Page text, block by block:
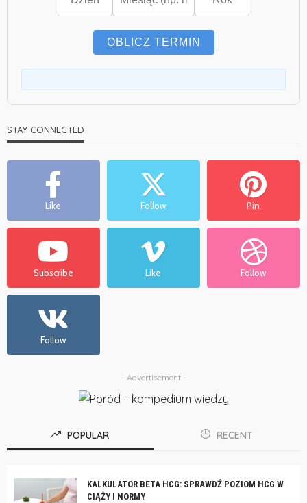
OBLICZ TERMIN
STAY CONNECTED
Like Follow Pin
Subscribe Like Follow
Follow
- Advertisement -
POPULAR RECENT
KALKULATOR BETA HCG: SPRAWDŹ POZIOM HCG W
CIĄŻY I NORMY